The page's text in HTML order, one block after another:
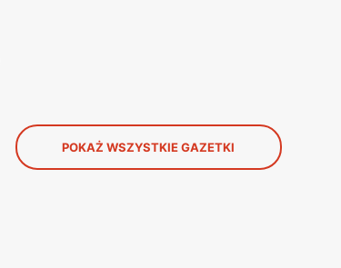
POKAŻ WSZYSTKIE GAZETKI